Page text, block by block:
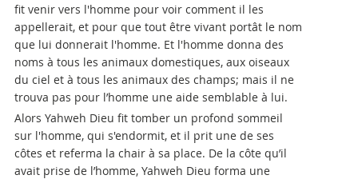
fit venir vers l'homme pour voir comment il les
appellerait, et pour que tout être vivant portât le nom
que lui donnerait l'homme. Et l'homme donna des
noms à tous les animaux domestiques, aux oiseaux
du ciel et à tous les animaux des champs; mais il ne
trouva pas pour l’homme une aide semblable à lui.
Alors Yahweh Dieu fit tomber un profond sommeil
sur l'homme, qui s'endormit, et il prit une de ses
côtes et referma la chair à sa place. De la côte qu’il
avait prise de l’homme, Yahweh Dieu forma une